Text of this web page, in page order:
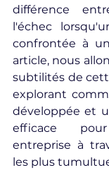
différence
l'échec
confrontée à
article, nous
subtilités de
explorant
développée et
efficace
entreprise à
les plus